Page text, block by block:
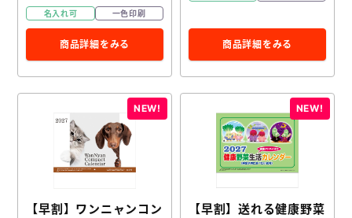
名入れ可 一色印刷
商品詳細をみる 商品詳細をみる
【早割】ワンニャンコン
【早割】送れる健康野菜